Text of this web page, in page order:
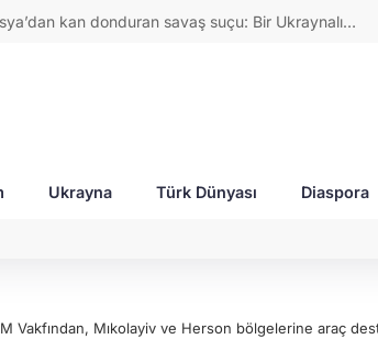
Birliği, Rus askerî sanayi kompleksini yeni
16,2345
27,9743
0,0018
Ukrayna Türk Dünyası Diaspora
Vakfından, Mıkolayiv ve Herson bölgelerine araç